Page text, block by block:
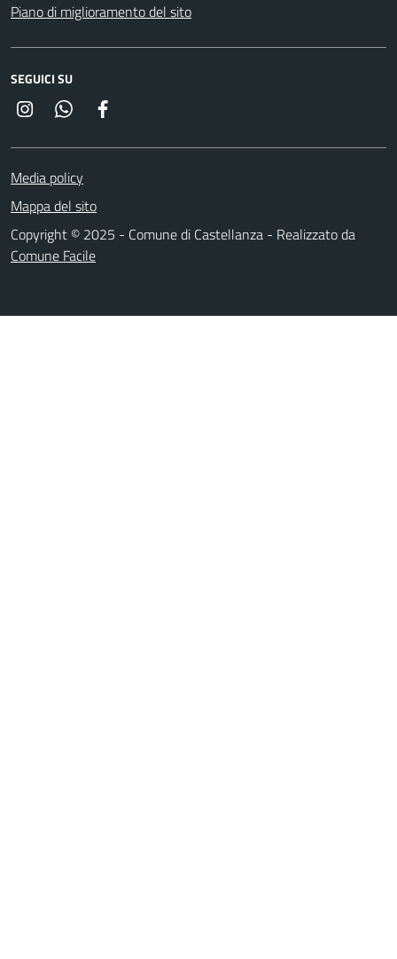
Piano di miglioramento del sito
SEGUICI SU
InstagramWhatsapp
Media policy
Mappa del sito
Copyright © 2025 - Comune di Castellanza - Realizzato da
Comune Facile